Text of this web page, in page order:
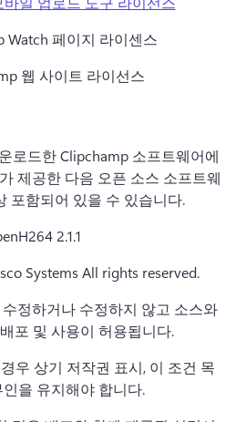
Watch 페이지 라이센스
웹 사이트 라이선스
로드한 Clipchamp 소프트웨어에
제공한 다음 오픈 소스 소프트웨
포함되어 있을 수 있습니다.
2.1.1
Systems All rights reserved.
정하거나 수정하지 않고 소스와
포 및 사용이 허용됩니다.
우 상기 저작권 표시, 이 조건 목
을 유지해야 합니다.